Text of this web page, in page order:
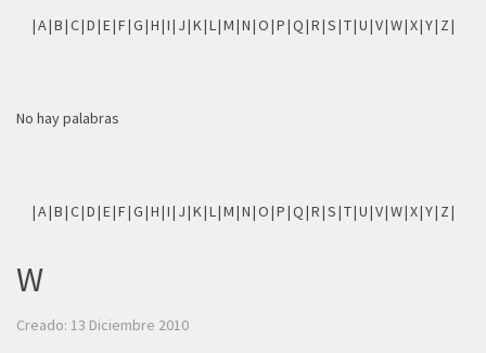
|A|B|C|D|E|F|G|H|I| J|K|L|M|N|O|P|Q|R|S|T|U|V|W|X|Y| Z|
No hay palabras
|A|B|C|D|E|F|G|H|I| J|K|L|M|N|O|P|Q|R|S|T|U|V|W|X|Y| Z|
W
Creado: 13 Diciembre 2010